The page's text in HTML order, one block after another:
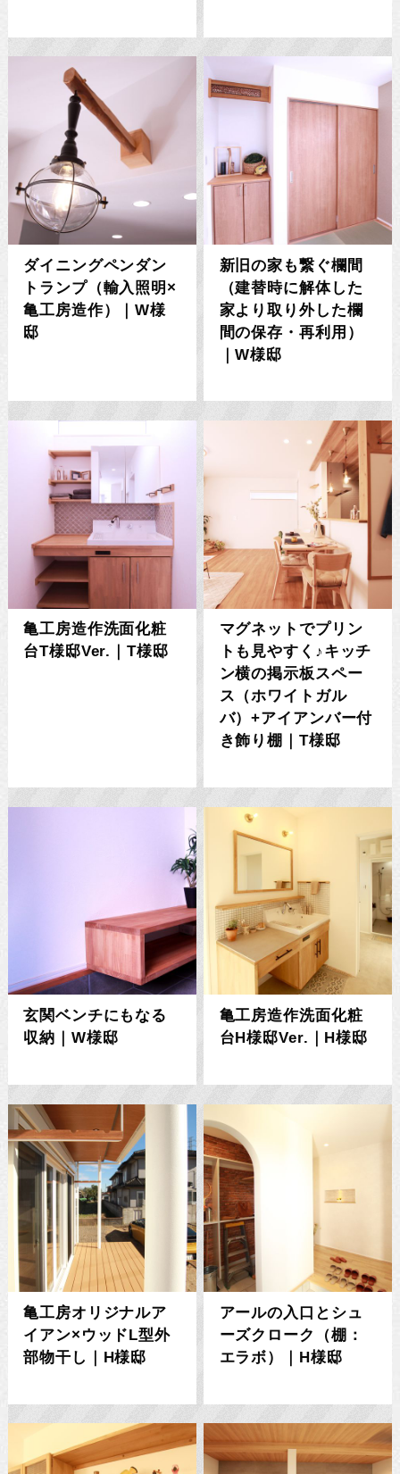
ダイニングペンダン
トランプ（輸入照明×
亀工房造作）｜W様
邸
新旧の家も繋ぐ欄間
（建替時に解体した
家より取り外した欄
間の保存・再利用）
｜W様邸
亀工房造作洗面化粧
台T様邸Ver.｜T様邸
マグネットでプリン
トも見やすく♪キッチ
ン横の掲示板スペー
ス（ホワイトガル
バ）+アイアンバー付
き飾り棚｜T様邸
玄関ベンチにもなる
収納｜W様邸
亀工房造作洗面化粧
台H様邸Ver.｜H様邸
亀工房オリジナルア
イアン×ウッドL型外
部物干し｜H様邸
アールの入口とシュ
ーズクローク（棚：
エラボ）｜H様邸